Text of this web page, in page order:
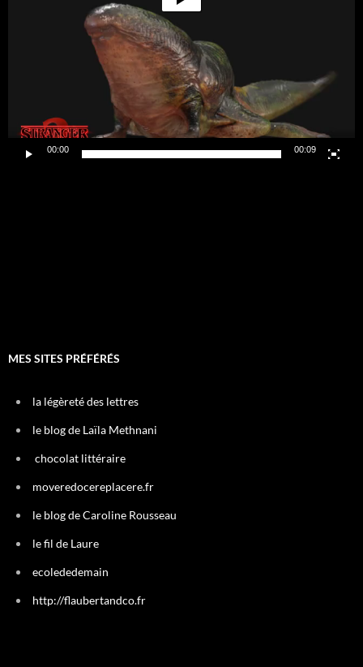
00:00 00:09
MES SITES PRÉFÉRÉS
la légèreté des lettres
le blog de Laïla Methnani
chocolat littéraire
moveredocereplacere.fr
le blog de Caroline Rousseau
le fil de Laure
ecolededemain
http://flaubertandco.fr